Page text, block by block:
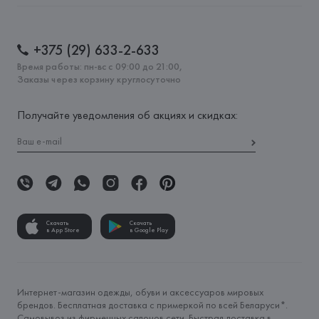
+375 (29) 633-2-633
Время работы: пн-вс с 09:00 до 21:00,
Заказы через корзину круглосуточно
Получайте уведомления об акциях и скидках:
Скачать
в App Store
Скачать
в Google Play
Интернет-магазин одежды, обуви и аксессуаров мировых
брендов. Бесплатная доставка с примеркой по всей Беларуси*.